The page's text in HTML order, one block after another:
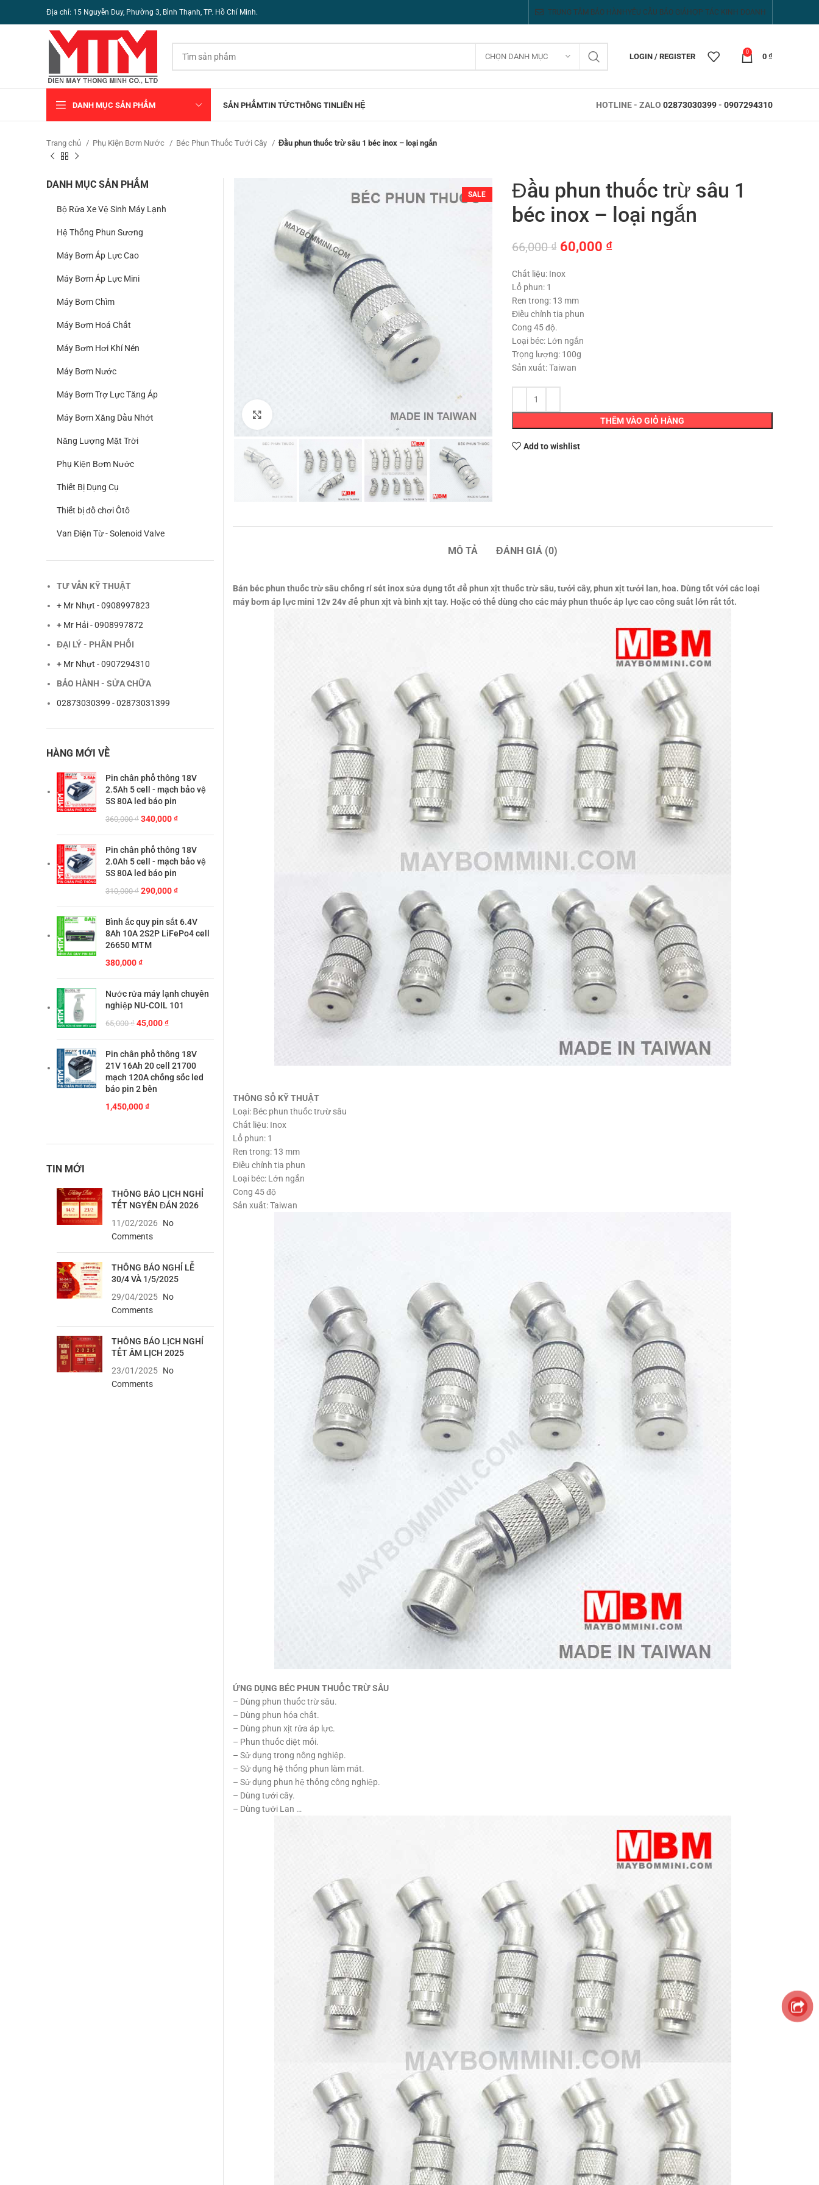
Địa chỉ: 15 Nguyễn Duy, Phường 3, Bình Thạnh, TP. Hồ Chí Minh. TRUNG TÂM BẢO HÀNH YÊU CẦU BÁO GIÁ HỢP TÁC KINH DOANH
CHỌN DANH MỤC LOGIN / REGISTER
0
0 ₫
DANH MỤC SẢN PHẨM SẢN PHẨMTIN TỨCTHÔNG TINLIÊN HỆ HOTLINE - ZALO 02873030399- 0907294310
Trang chủ Phụ Kiện Bơm Nước Béc Phun Thuốc Tưới Cây Đầu phun thuốc trừ sâu 1 béc inox – loại ngắn
SALE
Đầu phun thuốc trừ sâu 1
béc inox – loại ngắn
66,000₫ Giá
là:
66,000 ₫.
60,000 ₫Giá
Chất liệu: Inox
Lổ phun: 1
Ren trong: 13 mm
Điều chỉnh tia phun
Cong 45 độ.
Loại béc: Lớn ngắn
Trọng lượng: 100g
Sản xuất: Taiwan
THÊM VÀO GIỎ HÀNG
Add to wishlist
MÔ TẢ ĐÁNH GIÁ (0)
Bán béc phun thuốc trừ sâu chống rỉ sét inox sửa dụng tốt để phun xịt thuốc trừ sâu, tưới cây, phun xịt tưới lan, hoa. Dùng tốt với các loại
máy bơm áp lực mini 12v 24v để phun xịt và bình xịt tay. Hoặc có thể dùng cho các máy phun thuốc áp lực cao công suất lớn rất tốt.
THÔNG SỐ KỸ THUẬT
Loại: Béc phun thuốc trưừ sâu
Chất liệu: Inox
Lổ phun: 1
Ren trong: 13 mm
Điều chỉnh tia phun
Loại béc: Lớn ngắn
Cong 45 độ
Sản xuất: Taiwan
ỨNG DỤNG BÉC PHUN THUỐC TRỪ SÂU
– Dùng phun thuốc trừ sâu.
– Dùng phun hóa chất.
– Dùng phun xịt rửa áp lực.
– Phun thuốc diệt mối.
– Sử dụng trong nông nghiệp.
– Sử dụng hệ thống phun làm mát.
– Sử dụng phun hệ thống công nghiệp.
– Dùng tưới cây.
– Dùng tưới Lan …
DANH MỤC SẢN PHẨM
Bộ Rửa Xe Vệ Sinh Máy Lạnh
Hệ Thống Phun Sương
Máy Bơm Áp Lực Cao
Máy Bơm Áp Lực Mini
Máy Bơm Chìm
Máy Bơm Hoá Chất
Máy Bơm Hơi Khí Nén
Máy Bơm Nước
Máy Bơm Trợ Lực Tăng Áp
Máy Bơm Xăng Dầu Nhớt
Năng Lượng Mặt Trời
Phụ Kiện Bơm Nước
Thiết Bị Dụng Cụ
Thiết bị đồ chơi Ôtô
Van Điện Từ - Solenoid Valve
TƯ VẤN KỸ THUẬT
+ Mr Nhựt - 0908997823
+ Mr Hải - 0908997872
ĐẠI LÝ - PHÂN PHỐI
+ Mr Nhựt - 0907294310
BẢO HÀNH - SỬA CHỮA
02873030399 - 02873031399
HÀNG MỚI VỀ
Pin chân phổ thông 18V
2.5Ah 5 cell - mạch bảo vệ
5S 80A led báo pin
360,000₫ Giá
là:
360,000 ₫.
340,000₫Giá
tại
là:
Pin chân phổ thông 18V
2.0Ah 5 cell - mạch bảo vệ
5S 80A led báo pin
310,000₫ Giá
310,000 ₫.
290,000₫Giá
tại
là:
Bình ắc quy pin sắt 6.4V
8Ah 10A 2S2P LiFePo4 cell
26650 MTM
380,000₫
Nước rửa máy lạnh chuyên
nghiệp NU-COIL 101
65,000₫ Giá
65,000 ₫.
45,000₫Giá
tại
là:
45,000 ₫.
Pin chân phổ thông 18V
21V 16Ah 20 cell 21700
mạch 120A chống sốc led
báo pin 2 bên
1,450,000₫
TIN MỚI
THÔNG BÁO LỊCH NGHỈ
TẾT NGYÊN ĐÁN 2026
11/02/2026
No
Comments
THÔNG BÁO NGHỈ LỄ
30/4 VÀ 1/5/2025
29/04/2025 No
Comments
THÔNG BÁO LỊCH NGHỈ
TẾT ÂM LỊCH 2025
23/01/2025 No
Comments